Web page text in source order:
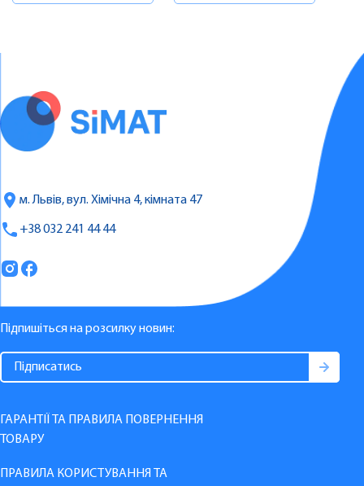
м. Львів, вул. Хімічна 4, кімната 47
+38 032 241 44 44
Підпишіться на розсилку новин:
ГАРАНТІЇ ТА ПРАВИЛА ПОВЕРНЕННЯ
ТОВАРУ
ПРАВИЛА КОРИСТУВАННЯ ТА